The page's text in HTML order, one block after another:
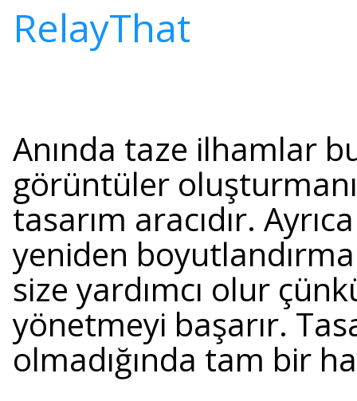
RelayThat
Anında taze ilhamlar
görüntüler
tasarım aracıdır.
yeniden
size yardımcı olur
yönetmeyi başarır.
olmadığında tam bir